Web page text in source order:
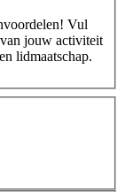
Vul
jouw activiteit
lidmaatschap.